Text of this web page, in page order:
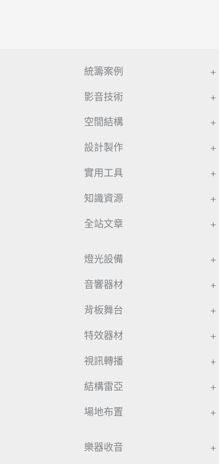
統籌案例 +
影音技術 +
空間結構 +
設計製作 +
實用工具 +
知識資源 +
全站文章 +
燈光設備 +
音響器材 +
背板舞台 +
特效器材 +
視訊轉播 +
結構雷亞 +
場地布置 +
樂器收音 +